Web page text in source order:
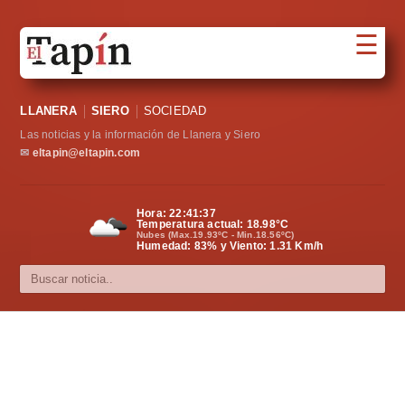
Sociedad
Política
Cultura
☰
LLANERA SIERO SOCIEDAD
Las noticias y la información de Llanera y Siero
✉ eltapin@eltapin.com
Hora:22:41:38
Temperatura actual: 18.98°C
Nubes (Max.19.93ºC - Min.18.56ºC)
Humedad: 83% y Viento: 1.31 Km/h